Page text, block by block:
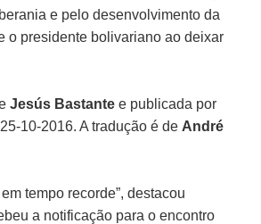
e pelo desenvolvimento da
o presidente bolivariano ao deixar
Jesús Bastante e publicada por
10-2016. A tradução é de André
tempo recorde”, destacou
a notificação para o encontro